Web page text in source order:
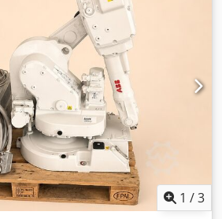
Auf dem Boden, mit umgekehrter
272 Steuerung: IRC5
März 2017 Länge des RCC
DSQC679 Kabellänge des Teach-
1 /3